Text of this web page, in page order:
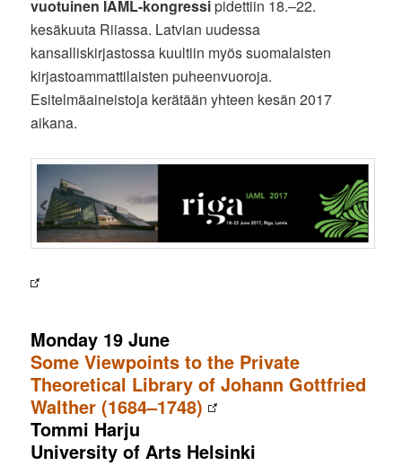
vuotuinen IAML-kongressipidettiin 18.–22.
kesäkuuta Riiassa. Latvian uudessa
kansalliskirjastossa kuultiin myös suomalaisten
kirjastoammattilaisten puheenvuoroja.
Esitelmäaineistoja kerätään yhteen kesän 2017
aikana.
Monday 19 June
Some Viewpoints to the Private
Theoretical Library of Johann Gottfried
Walther (1684–1748)
Tommi Harju
University of Arts Helsinki